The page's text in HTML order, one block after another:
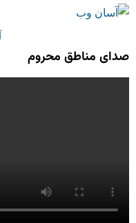
صدای مناطق محروم